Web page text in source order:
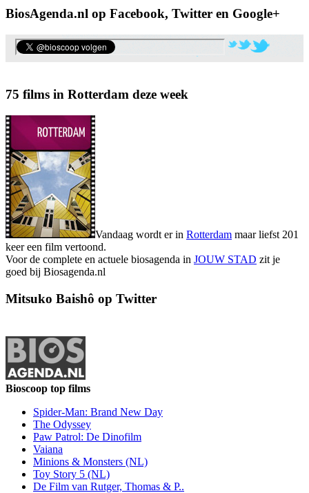
BiosAgenda.nl op Facebook, Twitter en Google+
75 films in Rotterdam deze week
Vandaag wordt er in Rotterdam maar liefst 201
keer een film vertoond.
Voor de complete en actuele biosagenda in JOUW STAD zit je
goed bij Biosagenda.nl
Mitsuko Baishô op Twitter
Bioscoop top films
Spider-Man: Brand New Day
The Odyssey
Paw Patrol: De Dinofilm
Vaiana
Minions & Monsters (NL)
Toy Story 5 (NL)
De Film van Rutger, Thomas & P..